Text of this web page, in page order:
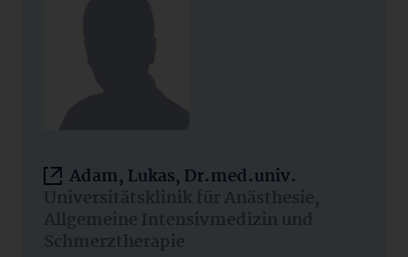
Adam, Lukas, Dr.med.univ.
Universitätsklinik für Anästhesie,
Allgemeine Intensivmedizin und
Schmerztherapie